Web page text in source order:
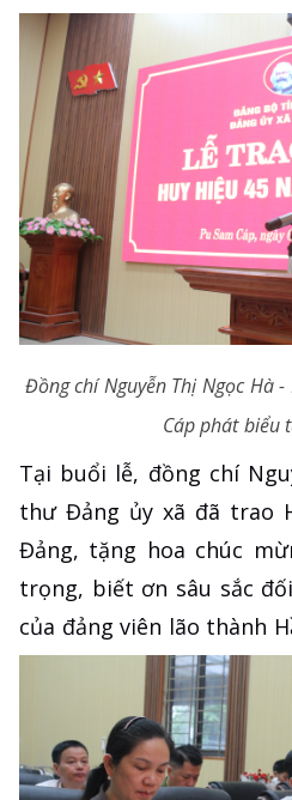
Đồng chí Nguyễn Thị Ngọc Hà
Cáp phát biểu
Tại buổi lễ, đồng chí
thư Đảng ủy xã đã trao
Đảng, tặng hoa chúc
trọng, biết ơn sâu sắc
của đảng viên lão thành